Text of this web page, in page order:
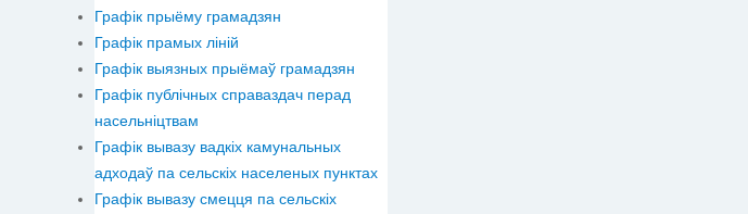
Графік прыёму грамадзян
Графік прамых ліній
Графік выязных прыёмаў грамадзян
Графік публічных справаздач перад
насельніцтвам
Графік вывазу вадкіх камунальных
адходаў па сельскіх населеных пунктах
Графік вывазу смецця па сельскіх